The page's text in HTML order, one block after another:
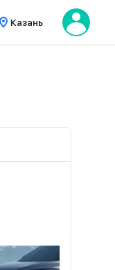
Казань